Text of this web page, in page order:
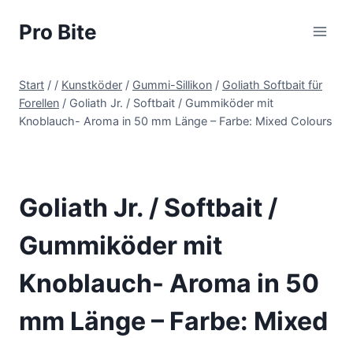
Pro Bite
Start / / Kunstköder / Gummi-Sillikon / Goliath Softbait für
Forellen / Goliath Jr. / Softbait / Gummiköder mit
Knoblauch- Aroma in 50 mm Länge – Farbe: Mixed Colours
Goliath Jr. / Softbait /
Gummiköder mit
Knoblauch- Aroma in 50
mm Länge – Farbe: Mixed